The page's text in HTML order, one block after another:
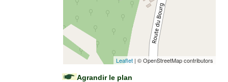
Leaflet | © OpenStreetMap contributors
Agrandir le plan